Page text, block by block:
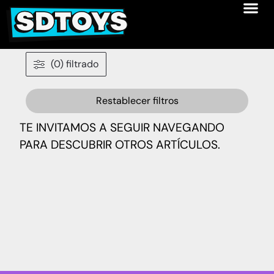
(0) filtrado
Restablecer filtros
TE INVITAMOS A SEGUIR NAVEGANDO
PARA DESCUBRIR OTROS ARTÍCULOS.